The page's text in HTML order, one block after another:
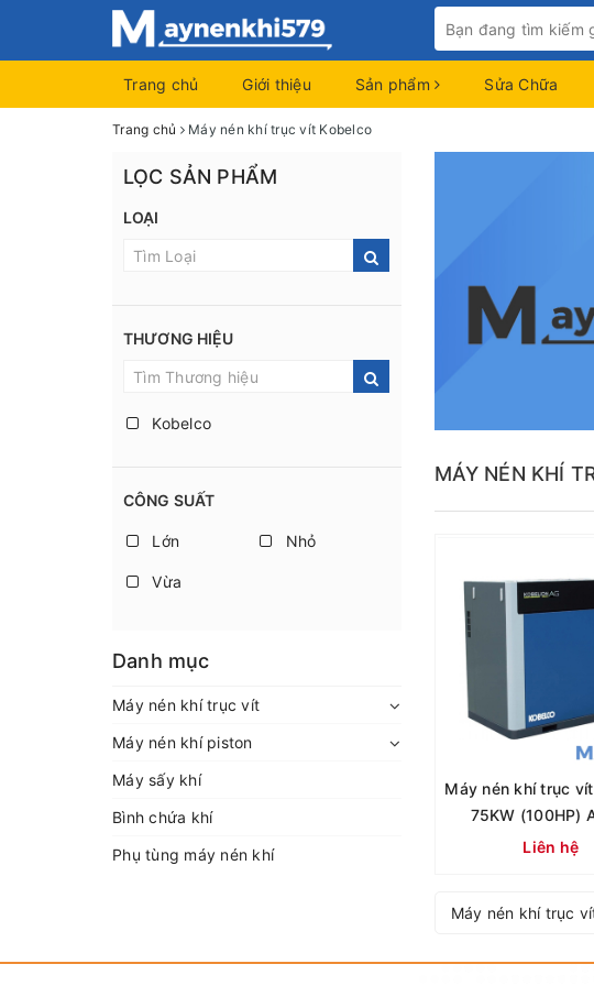
Trang chủ Giới thiệu Sản phẩm Sửa Chữa
Trang chủ Máy nén khí trục vít Kobelco
LỌC SẢN PHẨM
LOẠI
THƯƠNG HIỆU
Kobelco
CÔNG SUẤT
Lớn Nhỏ
Vừa
Danh mục
Máy nén khí trục vít
Máy nén khí piston
Máy sấy khí
Bình chứa khí
Phụ tùng máy nén khí
MÁY NÉN KHÍ
Máy nén khí trục
75KW (100HP)
Liên hệ
Máy nén khí trục